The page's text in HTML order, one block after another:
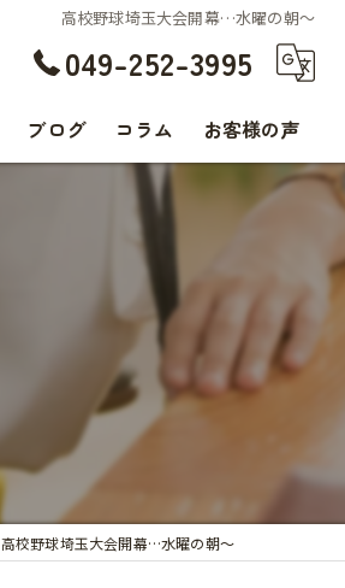
高校野球埼玉大会開幕…水曜の朝〜
049-252-3995
ブログ コラム お客様の声
高校野球埼玉大会開幕…水曜の朝〜